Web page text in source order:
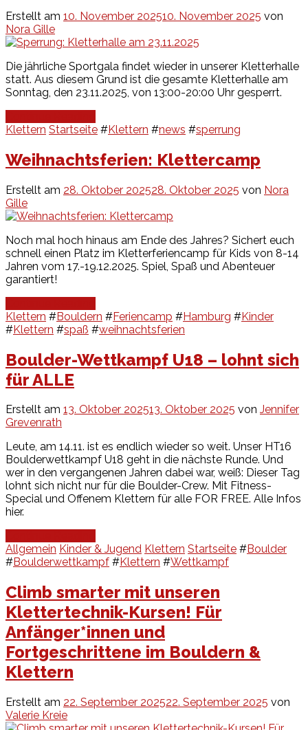
Erstellt am 10. November 202510. November 2025 von
Nora Gille
Die jährliche Sportgala findet wieder in unserer Kletterhalle
statt. Aus diesem Grund ist die gesamte Kletterhalle am
Sonntag, den 23.11.2025, von 13:00-20:00 Uhr gesperrt.
Klettern Startseite #Klettern #news #sperrung
Weihnachtsferien: Klettercamp
Erstellt am 28. Oktober 202528. Oktober 2025 von Nora
Gille
Noch mal hoch hinaus am Ende des Jahres? Sichert euch
schnell einen Platz im Kletterferiencamp für Kids von 8-14
Jahren vom 17.-19.12.2025. Spiel, Spaß und Abenteuer
garantiert!
Klettern #Bouldern #Feriencamp #Hamburg #Kinder
#Klettern #spaß #weihnachtsferien
Boulder-Wettkampf U18 – lohnt sich
für ALLE
Erstellt am 13. Oktober 202513. Oktober 2025 von Jennifer
Grevenrath
Leute, am 14.11. ist es endlich wieder so weit. Unser HT16
Boulderwettkampf U18 geht in die nächste Runde. Und
wer in den vergangenen Jahren dabei war, weiß: Dieser Tag
lohnt sich nicht nur für die Boulder-Crew. Mit Fitness-
Special und Offenem Klettern für alle FOR FREE. Alle Infos
hier.
Allgemein Kinder & Jugend Klettern Startseite #Boulder
#Boulderwettkampf #Klettern #Wettkampf
Climb smarter mit unseren
Klettertechnik-Kursen! Für
Anfänger*innen und
Fortgeschrittene im Bouldern &
Klettern
Erstellt am 22. September 202522. September 2025 von
Valerie Kreie